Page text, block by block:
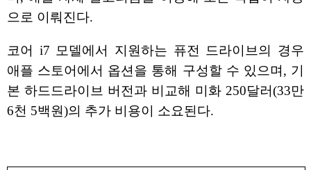
으로 이뤄진다.
코어 i7 모델에서 지원하는 퓨전 드라이브의 경우
애플 스토어에서 옵션을 통해 구성할 수 있으며, 기
본 하드드라이브 버전과 비교해 미화 250달러(33만
6천 5백원)의 추가 비용이 소요된다.